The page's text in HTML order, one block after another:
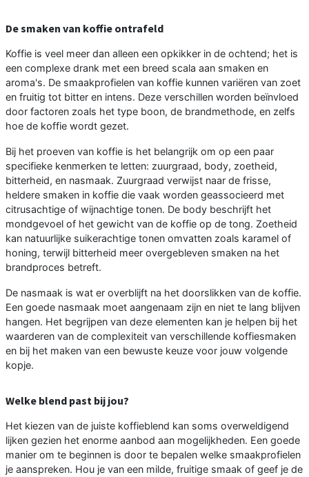
De smaken van koffie ontrafeld
Koffie is veel meer dan alleen een opkikker in de ochtend; het is
een complexe drank met een breed scala aan smaken en
aroma's. De smaakprofielen van koffie kunnen variëren van zoet
en fruitig tot bitter en intens. Deze verschillen worden beïnvloed
door factoren zoals het type boon, de brandmethode, en zelfs
hoe de koffie wordt gezet.
Bij het proeven van koffie is het belangrijk om op een paar
specifieke kenmerken te letten: zuurgraad, body, zoetheid,
bitterheid, en nasmaak. Zuurgraad verwijst naar de frisse,
heldere smaken in koffie die vaak worden geassocieerd met
citrusachtige of wijnachtige tonen. De body beschrijft het
mondgevoel of het gewicht van de koffie op de tong. Zoetheid
kan natuurlijke suikerachtige tonen omvatten zoals karamel of
honing, terwijl bitterheid meer overgebleven smaken na het
brandproces betreft.
De nasmaak is wat er overblijft na het doorslikken van de koffie.
Een goede nasmaak moet aangenaam zijn en niet te lang blijven
hangen. Het begrijpen van deze elementen kan je helpen bij het
waarderen van de complexiteit van verschillende koffiesmaken
en bij het maken van een bewuste keuze voor jouw volgende
kopje.
Welke blend past bij jou?
Het kiezen van de juiste koffieblend kan soms overweldigend
lijken gezien het enorme aanbod aan mogelijkheden. Een goede
manier om te beginnen is door te bepalen welke smaakprofielen
je aanspreken. Hou je van een milde, fruitige smaak of geef je de